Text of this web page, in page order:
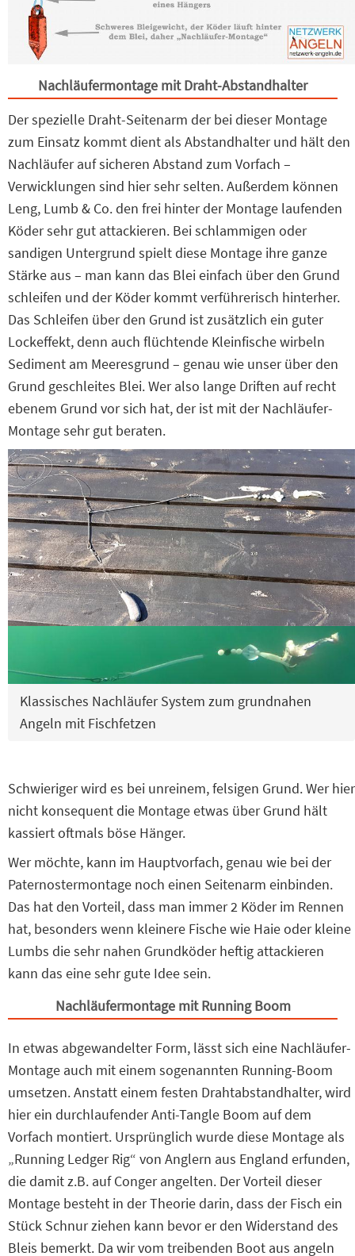
Nachläufermontage mit Draht-Abstandhalter
Der spezielle Draht-Seitenarm der bei dieser Montage
zum Einsatz kommt dient als Abstandhalter und hält den
Nachläufer auf sicheren Abstand zum Vorfach –
Verwicklungen sind hier sehr selten. Außerdem können
Leng, Lumb & Co. den frei hinter der Montage laufenden
Köder sehr gut attackieren. Bei schlammigen oder
sandigen Untergrund spielt diese Montage ihre ganze
Stärke aus – man kann das Blei einfach über den Grund
schleifen und der Köder kommt verführerisch hinterher.
Das Schleifen über den Grund ist zusätzlich ein guter
Lockeffekt, denn auch flüchtende Kleinfische wirbeln
Sediment am Meeresgrund – genau wie unser über den
Grund geschleites Blei. Wer also lange Driften auf recht
ebenem Grund vor sich hat, der ist mit der Nachläufer-
Montage sehr gut beraten.
Klassisches Nachläufer System zum grundnahen
Angeln mit Fischfetzen
Schwieriger wird es bei unreinem, felsigen Grund. Wer hier
nicht konsequent die Montage etwas über Grund hält
kassiert oftmals böse Hänger.
Wer möchte, kann im Hauptvorfach, genau wie bei der
Paternostermontage noch einen Seitenarm einbinden.
Das hat den Vorteil, dass man immer 2 Köder im Rennen
hat, besonders wenn kleinere Fische wie Haie oder kleine
Lumbs die sehr nahen Grundköder heftig attackieren
kann das eine sehr gute Idee sein.
Nachläufermontage mit Running Boom
In etwas abgewandelter Form, lässt sich eine Nachläufer-
Montage auch mit einem sogenannten Running-Boom
umsetzen. Anstatt einem festen Drahtabstandhalter, wird
hier ein durchlaufender Anti-Tangle Boom auf dem
Vorfach montiert. Ursprünglich wurde diese Montage als
„Running Ledger Rig“ von Anglern aus England erfunden,
die damit z.B. auf Conger angelten. Der Vorteil dieser
Montage besteht in der Theorie darin, dass der Fisch ein
Stück Schnur ziehen kann bevor er den Widerstand des
Bleis bemerkt. Da wir vom treibenden Boot aus angeln